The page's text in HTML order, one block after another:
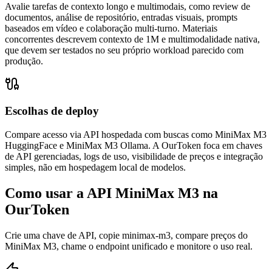
Avalie tarefas de contexto longo e multimodais, como review de
documentos, análise de repositório, entradas visuais, prompts
baseados em vídeo e colaboração multi-turno. Materiais
concorrentes descrevem contexto de 1M e multimodalidade nativa,
que devem ser testados no seu próprio workload parecido com
produção.
Escolhas de deploy
Compare acesso via API hospedada com buscas como MiniMax M3
HuggingFace e MiniMax M3 Ollama. A OurToken foca em chaves
de API gerenciadas, logs de uso, visibilidade de preços e integração
simples, não em hospedagem local de modelos.
Como usar a API MiniMax M3 na
OurToken
Crie uma chave de API, copie minimax-m3, compare preços do
MiniMax M3, chame o endpoint unificado e monitore o uso real.